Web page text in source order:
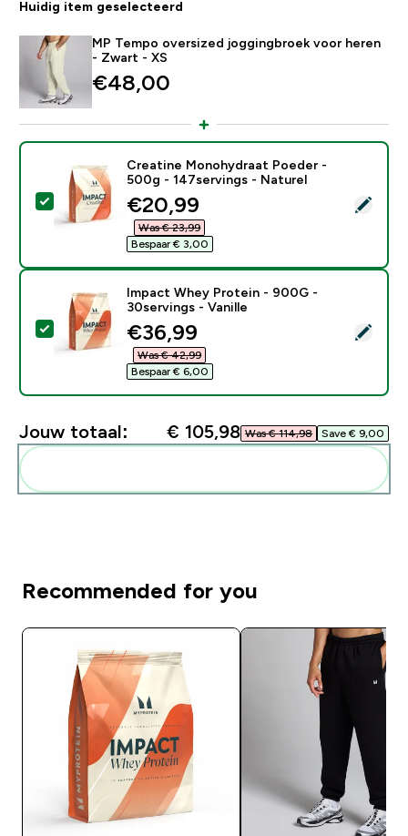
Huidig item geselecteerd
MP Tempo oversized joggingbroek voor heren
- Zwart - XS
€48,00‎
Selecteer dit product - Creatine Monohydraat
Creatine Monohydraat Poeder -
500g - 147servings - Naturel
discounted price
€20,99‎
Was € 23,99‎
Bespaar € 3,00‎
Selecteer dit product - Impact Whey Protein - 900G
Impact Whey Protein - 900G -
30servings - Vanille
discounted price
€36,99‎
Was € 42,99‎
Bespaar € 6,00‎
Jouw totaal: € 105,98‎ Was € 114,98‎ Save € 9,00‎
Recommended for you